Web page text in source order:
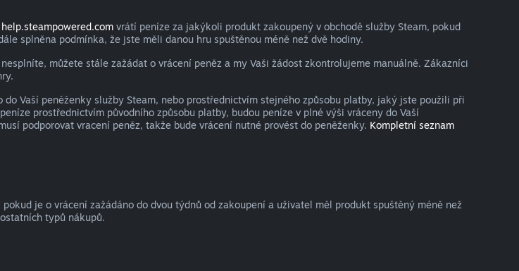
help.steampowered.com vrátí peníze za jakýkoli produkt zakoupený v obchodě služby Steam, pokud
splněna podmínka, že jste měli danou hru spuštěnou méně než dvě hodiny.
můžete stále zažádat o vrácení peněz a my Vaši žádost zkontrolujeme manuálně. Zákazníci
Vaší peněženky služby Steam, nebo prostřednictvím stejného způsobu platby, jaký jste použili při
prostřednictvím původního způsobu platby, budou peníze v plné výši vráceny do Vaší
podporovat vracení peněz, takže bude vrácení nutné provést do peněženky. Kompletní seznam
je o vrácení zažádáno do dvou týdnů od zakoupení a uživatel měl produkt spuštěný méně než
typů nákupů.